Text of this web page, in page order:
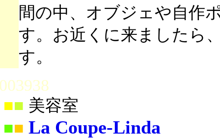
間の中、オブジェや自作
す。お近くに来ましたら
す。
■ 美容室
■■ La Coupe-Linda